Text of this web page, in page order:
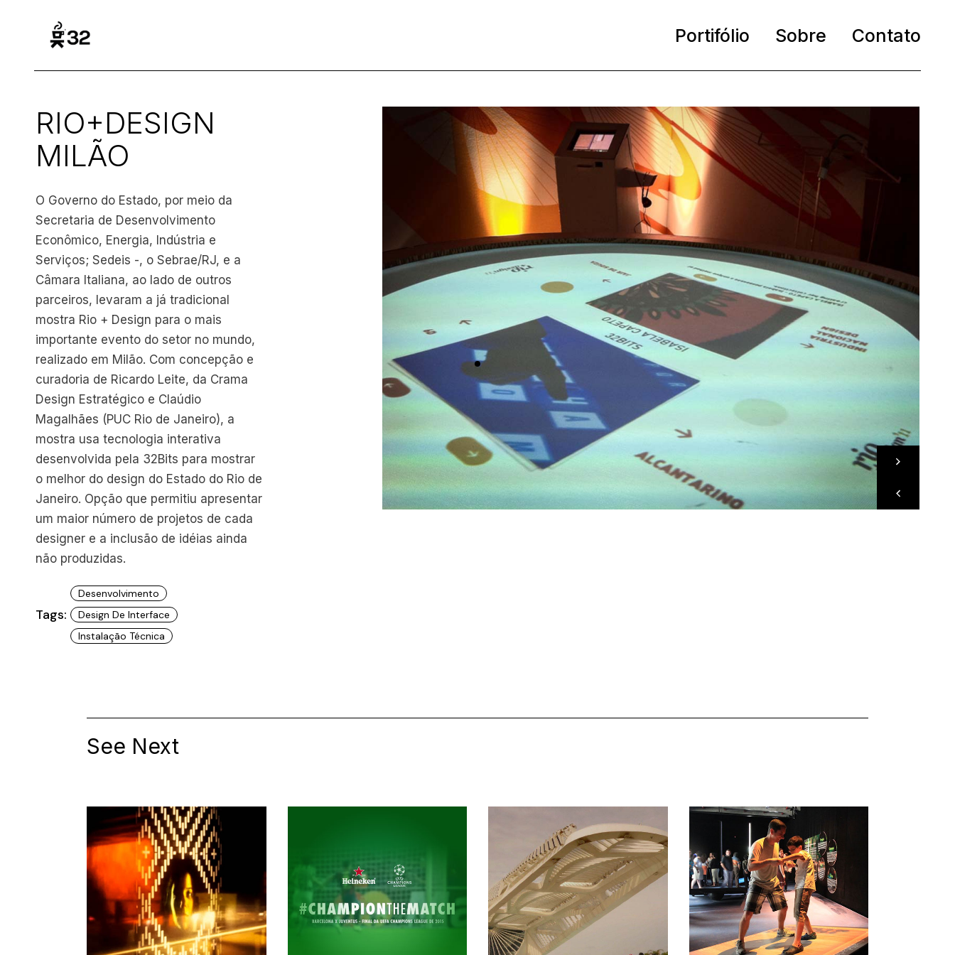
Portifólio Sobre Contato
RIO+DESIGN
MILÃO
O Governo do Estado, por meio da
Secretaria de Desenvolvimento
Econômico, Energia, Indústria e
Serviços; Sedeis -, o Sebrae/RJ, e a
Câmara Italiana, ao lado de outros
parceiros, levaram a já tradicional
mostra Rio + Design para o mais
importante evento do setor no mundo,
realizado em Milão. Com concepção e
curadoria de Ricardo Leite, da Crama
Design Estratégico e Claúdio
Magalhães (PUC Rio de Janeiro), a
mostra usa tecnologia interativa
desenvolvida pela 32Bits para mostrar
o melhor do design do Estado do Rio de
Janeiro. Opção que permitiu apresentar
um maior número de projetos de cada
designer e a inclusão de idéias ainda
não produzidas.
Tags:
Desenvolvimento
Design De Interface
Instalação Técnica
See Next